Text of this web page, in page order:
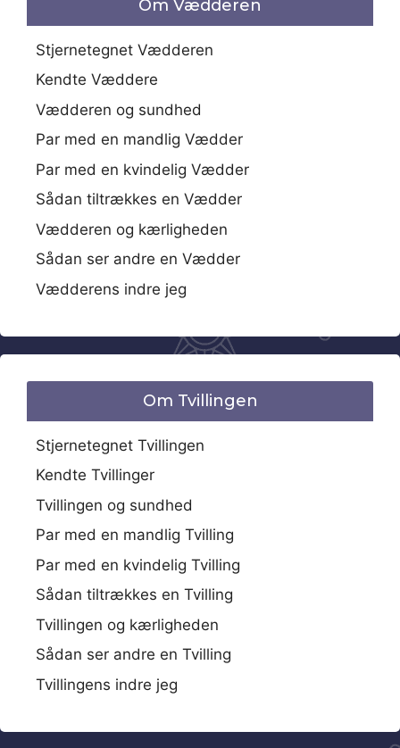
Om Vædderen
Stjernetegnet Vædderen
Kendte Væddere
Vædderen og sundhed
Par med en mandlig Vædder
Par med en kvindelig Vædder
Sådan tiltrækkes en Vædder
Vædderen og kærligheden
Sådan ser andre en Vædder
Vædderens indre jeg
Om Tvillingen
Stjernetegnet Tvillingen
Kendte Tvillinger
Tvillingen og sundhed
Par med en mandlig Tvilling
Par med en kvindelig Tvilling
Sådan tiltrækkes en Tvilling
Tvillingen og kærligheden
Sådan ser andre en Tvilling
Tvillingens indre jeg